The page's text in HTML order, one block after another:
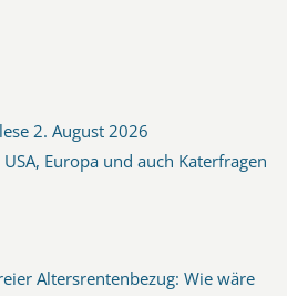
2. August 2026
Europa und auch Katerfragen
Altersrentenbezug: Wie wäre